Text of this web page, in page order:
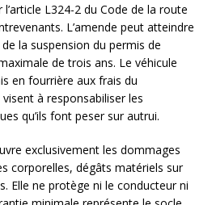
L324-2 du Code de la route
L’amende peut atteindre
la suspension du permis de
de trois ans. Le véhicule
en fourrière aux frais du
à responsabiliser les
qu’ils font peser sur autrui.
exclusivement les dommages
corporelles, dégâts matériels sur
Elle ne protège ni le conducteur ni